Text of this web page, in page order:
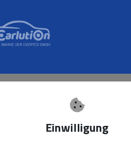
Einwilligung